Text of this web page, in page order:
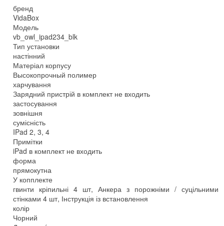
бренд
VidaBox
Модель
vb_owl_ipad234_blk
Тип установки
настінний
Матеріал корпусу
Высокопрочный полимер
харчування
Зарядний пристрій в комплект не входить
застосування
зовнішня
сумісність
IPad 2, 3, 4
Примітки
iPad в комплект не входить
форма
прямокутна
У копплекте
гвинти кріпильні 4 шт, Анкера з порожніми / суцільними
стінками 4 шт, Інструкція із встановлення
колір
Чорний